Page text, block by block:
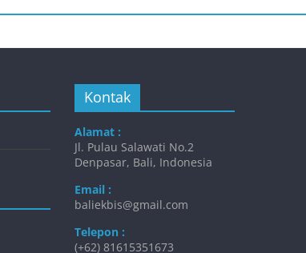
Kontak
Alamat :
Jl. Pulau Salawati No.2
Denpasar, Bali, Indonesia
Email :
baliekbis@gmail.com
Telepon :
(+62) 81615351673